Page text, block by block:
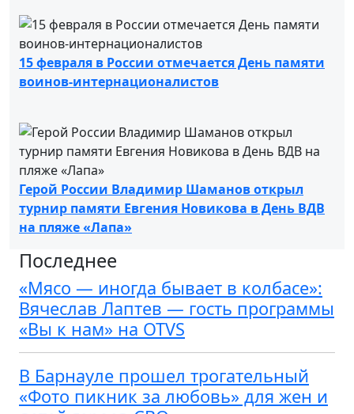
15 февраля в России отмечается День памяти
воинов-интернационалистов
Герой России Владимир Шаманов открыл
турнир памяти Евгения Новикова в День ВДВ
на пляже «Лапа»
Последнее
«Мясо — иногда бывает в колбасе»:
Вячеслав Лаптев — гость программы
«Вы к нам» на OTVS
В Барнауле прошел трогательный
«Фото пикник за любовь» для жен и